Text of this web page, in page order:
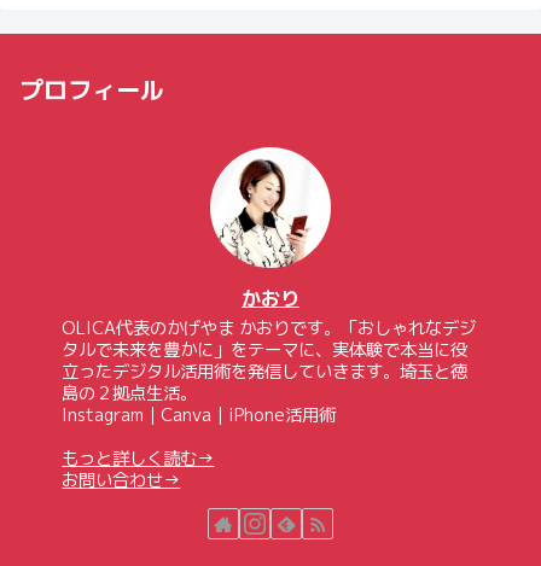
プロフィール
かおり
OLICA代表のかげやま かおりです。「おしゃれなデジ
タルで未来を豊かに」をテーマに、実体験で本当に役
立ったデジタル活用術を発信していきます。埼玉と徳
島の２拠点生活。
Instagram｜Canva｜iPhone活用術
もっと詳しく読む→
お問い合わせ→